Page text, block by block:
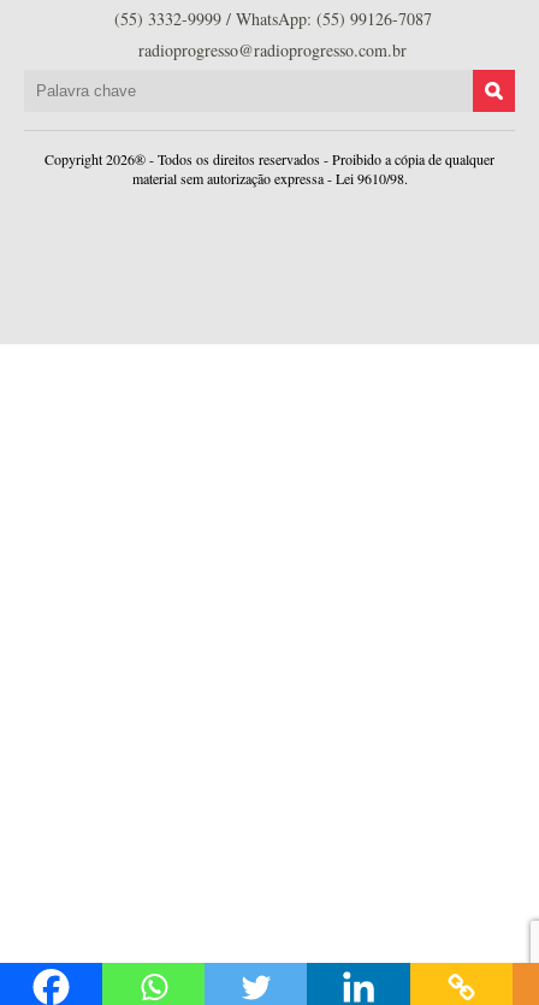
(55) 3332-9999 / WhatsApp: (55) 99126-7087
radioprogresso@radioprogresso.com.br
Copyright 2026® - Todos os direitos reservados - Proibido a cópia de qualquer
material sem autorização expressa - Lei 9610/98.